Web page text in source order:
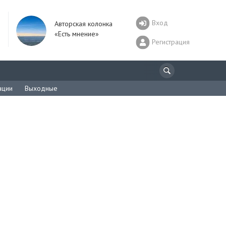
Авторская колонка
«Есть мнение»
Вход
Регистрация
Выходные